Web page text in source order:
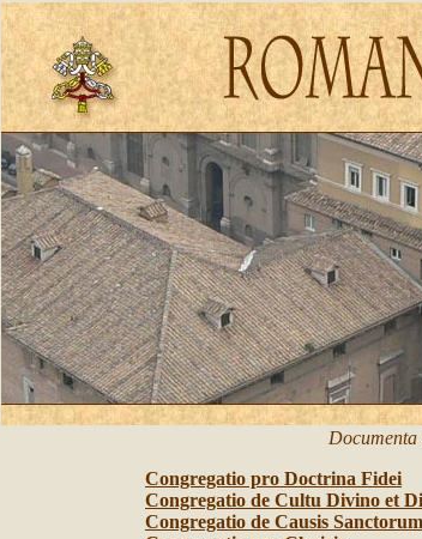
Congregatio pro Doctrina Fidei
Congregatio de Cultu Divino et
Congregatio de Causis Sanctorum